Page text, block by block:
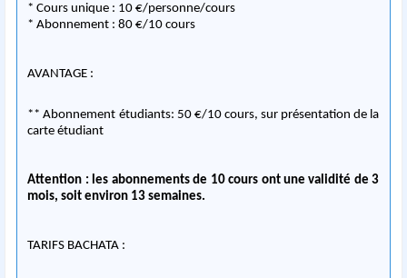
* Cours unique : 10 €/personne/cours
* Abonnement : 80 €/10 cours
AVANTAGE :
** Abonnement étudiants: 50 €/10 cours, sur présentation de la
carte étudiant
Attention : les abonnements de 10 cours ont une validité de 3
mois, soit environ 13 semaines.
TARIFS BACHATA :